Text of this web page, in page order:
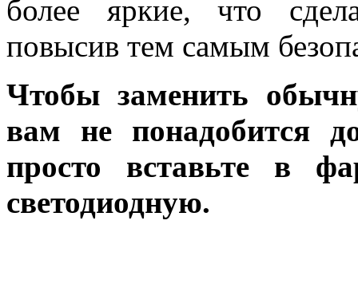
более яркие, что
повысив тем самым
Чтобы заменить
вам не понадобится
просто вставьте в
светодиодную.